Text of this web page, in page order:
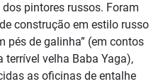
pintores russos. Foram
construção em estilo russo
pés de galinha” (em contos
velha Baba Yaga),
as oficinas de entalhe